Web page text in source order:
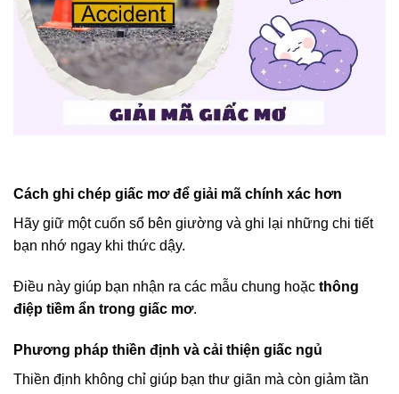
Cách ghi chép giấc mơ để giải mã chính xác hơn
Hãy giữ một cuốn sổ bên giường và ghi lại những chi tiết
bạn nhớ ngay khi thức dậy.
Điều này giúp bạn nhận ra các mẫu chung hoặc thông
điệp tiềm ẩn trong giấc mơ.
Phương pháp thiền định và cải thiện giấc ngủ
Thiền định không chỉ giúp bạn thư giãn mà còn giảm tần